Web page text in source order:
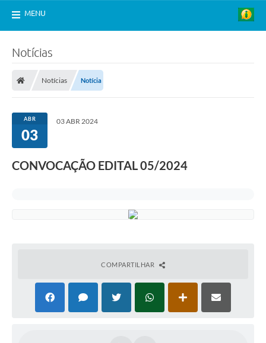
MENU
Notícias
Notícias Notícia
ABR
03
03 ABR 2024
CONVOCAÇÃO EDITAL 05/2024
COMPARTILHAR